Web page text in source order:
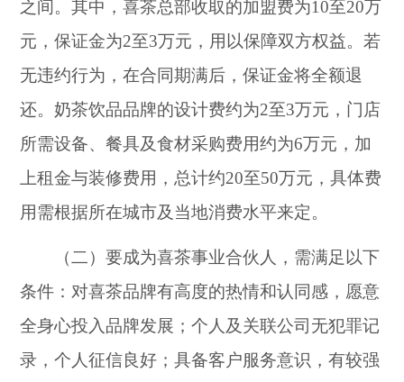
之间。其中，喜茶总部收取的加盟费为10至20万
元，保证金为2至3万元，用以保障双方权益。若
无违约行为，在合同期满后，保证金将全额退
还。奶茶饮品品牌的设计费约为2至3万元，门店
所需设备、餐具及食材采购费用约为6万元，加
上租金与装修费用，总计约20至50万元，具体费
用需根据所在城市及当地消费水平来定。
（二）要成为喜茶事业合伙人，需满足以下
条件：对喜茶品牌有高度的热情和认同感，愿意
全身心投入品牌发展；个人及关联公司无犯罪记
录，个人征信良好；具备客户服务意识，有较强